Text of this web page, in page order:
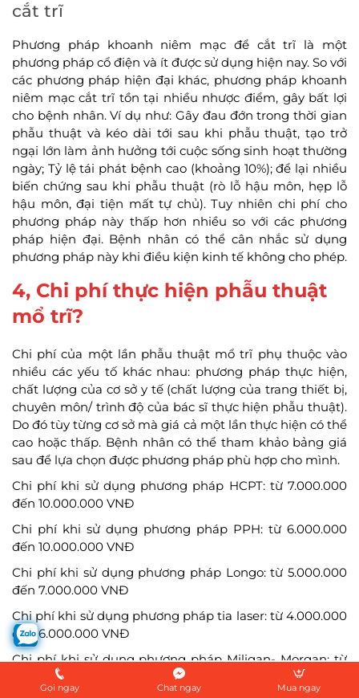
cắt trĩ
Phương pháp khoanh niêm mạc để cắt trĩ là một
phương pháp cổ điện và ít được sử dụng hiện nay. So với
các phương pháp hiện đại khác, phương pháp khoanh
niêm mạc cắt trĩ tồn tại nhiều nhược điểm, gây bất lợi
cho bệnh nhân. Ví dụ như: Gây đau đớn trong thời gian
phẫu thuật và kéo dài tới sau khi phẫu thuật, tạo trở
ngại lớn làm ảnh hưởng tới cuộc sống sinh hoạt thường
ngày; Tỷ lệ tái phát bệnh cao (khoảng 10%); để lại nhiều
biến chứng sau khi phẫu thuật (rò lỗ hậu môn, hẹp lỗ
hậu môn, đại tiện mất tự chủ). Tuy nhiên chi phí cho
phương pháp này thấp hơn nhiều so với các phương
pháp hiện đại. Bệnh nhân có thể cân nhắc sử dụng
phương pháp này khi điều kiện kinh tế không cho phép.
4, Chi phí thực hiện phẫu thuật
mổ trĩ?
Chi phí của một lần phẫu thuật mổ trĩ phụ thuộc vào
nhiều các yếu tố khác nhau: phương pháp thực hiện,
chất lượng của cơ sở y tế (chất lượng của trang thiết bị,
chuyên môn/ trình độ của bác sĩ thực hiện phẫu thuật).
Do đó tùy từng cơ sở mà giá cả một lần thực hiện có thể
cao hoặc thấp. Bệnh nhân có thể tham khảo bảng giá
sau để lựa chọn được phương pháp phù hợp cho mình.
Chi phí khi sử dụng phương pháp HCPT: từ 7.000.000
đến 10.000.000 VNĐ
Chi phí khi sử dụng phương pháp PPH: từ 6.000.000
đến 10.000.000 VNĐ
Chi phí khi sử dụng phương pháp Longo: từ 5.000.000
đến 7.000.000 VNĐ
Chi phí khi sử dụng phương pháp tia laser: từ 4.000.000
đến 6.000.000 VNĐ
Chi phí khi sử dụng phương pháp Miligan- Morgan: từ
3.000.000 đến 5.000.000 VNĐ
Gọi ngay Chat ngay Mua ngay